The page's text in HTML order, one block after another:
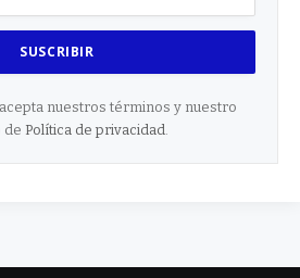
nuestros términos y nuestro
de Política de privacidad